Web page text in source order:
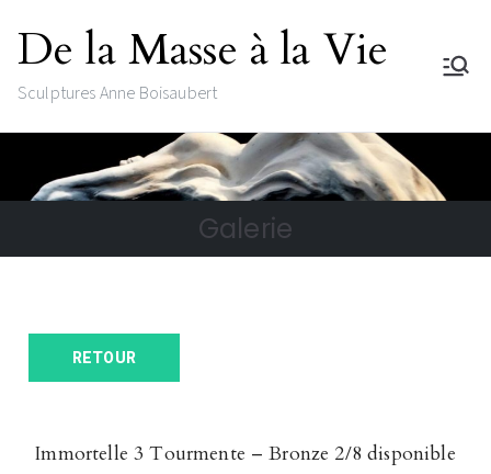
De la Masse à la Vie
Sculptures Anne Boisaubert
Galerie
RETOUR
Immortelle 3 Tourmente – Bronze 2/8 disponible